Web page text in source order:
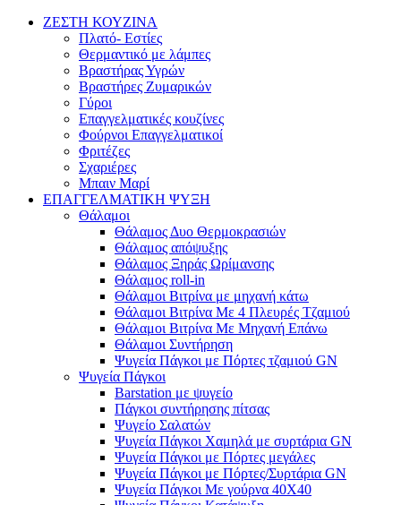
ΖΕΣΤΗ ΚΟΥΖΙΝΑ
Πλατό- Εστίες
Θερμαντικό με λάμπες
Βραστήρας Υγρών
Βραστήρες Ζυμαρικών
Γύροι
Επαγγελματικές κουζίνες
Φούρνοι Επαγγελματικοί
Φριτέζες
Σχαριέρες
Μπαιν Μαρί
ΕΠΑΓΓΕΛΜΑΤΙΚΗ ΨΥΞΗ
Θάλαμοι
Θάλαμος Δυο Θερμοκρασιών
Θάλαμος απόψυξης
Θάλαμος Ξηράς Ωρίμανσης
Θάλαμος roll-in
Θάλαμοι Βιτρίνα με μηχανή κάτω
Θάλαμοι Βιτρίνα Με 4 Πλευρές Τζαμιού
Θάλαμοι Βιτρίνα Με Μηχανή Επάνω
Θάλαμοι Συντήρηση
Ψυγεία Πάγκοι με Πόρτες τζαμιού GN
Ψυγεία Πάγκοι
Barstation με ψυγείο
Πάγκοι συντήρησης πίτσας
Ψυγείο Σαλατών
Ψυγεία Πάγκοι Χαμηλά με συρτάρια GN
Ψυγεία Πάγκοι με Πόρτες μεγάλες
Ψυγεία Πάγκοι με Πόρτες/Συρτάρια GN
Ψυγεία Πάγκοι Με γούρνα 40Χ40